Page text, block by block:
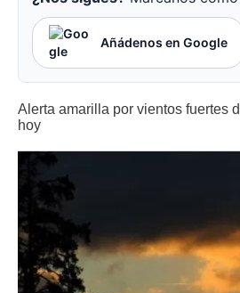
Añádenos en Google
Alerta amarilla por vientos fuertes
hoy